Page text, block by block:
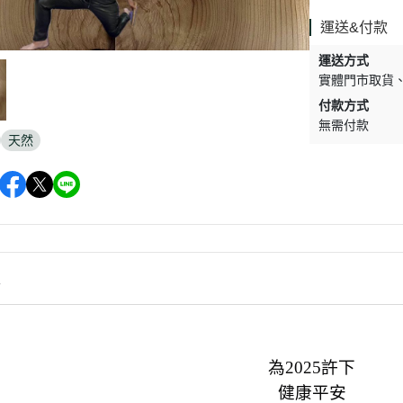
天然
運送&付款
運送方式
實體門市取貨
付款方式
無需付款
為2025許下
健康平安